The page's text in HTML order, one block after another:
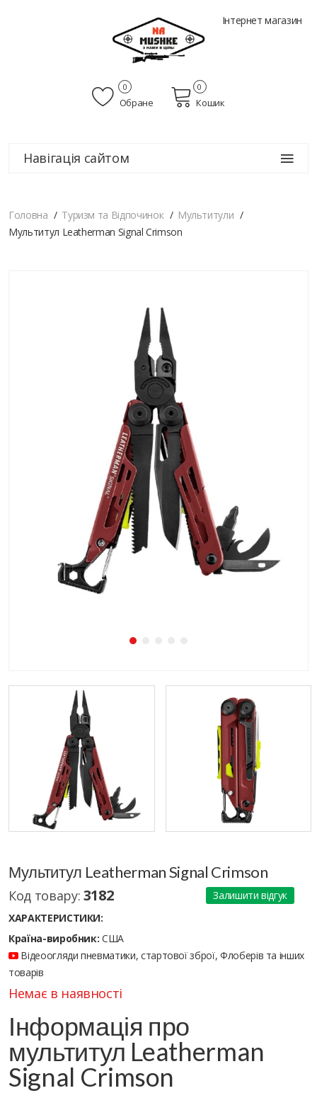
Інтернет магазин
Обране
0
Кошик
0
Навігація сайтом
Головна Туризм та Відпочинок
Мультитули
Мультитул Leatherman Signal Crimson
Мультитул Leatherman Signal Crimson
Код товару: 3182
Залишити відгук
ХАРАКТЕРИСТИКИ:
Країна-виробник: США
Відеоогляди пневматики, стартової зброї, Флоберів та інших
товарів
Немає в наявності
Інформація про
мультитул Leatherman
Signal Crimson